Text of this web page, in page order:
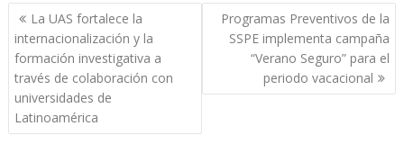
Navegación
de
entradas
La UAS fortalece la
internacionalización y la
formación investigativa a
través de colaboración con
universidades de
Latinoamérica
Programas Preventivos de la
SSPE implementa campaña
“Verano Seguro” para el
periodo vacacional